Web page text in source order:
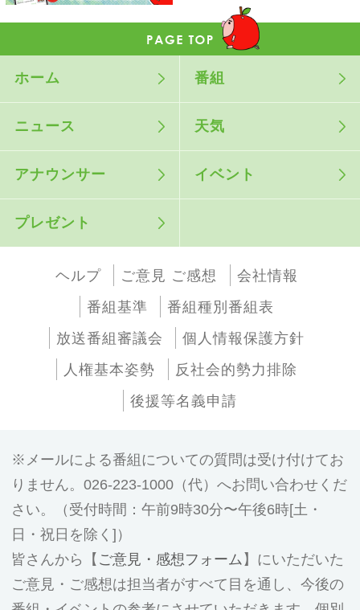
ホーム 番組
ニュース 天気
アナウンサー イベント
プレゼント
ヘルプ ご意見 ご感想
会社情報
番組基準
番組種別番組表
放送番組審議会
個人情報保護方針
人権基本姿勢
反社会的勢力排除
後援等名義申請
メールによる番組についての質問は受け付けてお
りません。026-223-1000（代）へお問い合わせくだ
さい。（受付時間：午前9時30分〜午後6時[土・
日・祝日を除く]）
皆さんから【 ご意見・感想フォーム 】にいただいた
ご意見・ご感想は担当者がすべて目を通し、今後の